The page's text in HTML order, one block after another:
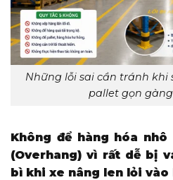
Những lỗi sai cần tránh khi
pallet gọn
Không để hàng hóa
(Overhang) vì rất dễ bị
bì khi xe nâng len lỏi vào